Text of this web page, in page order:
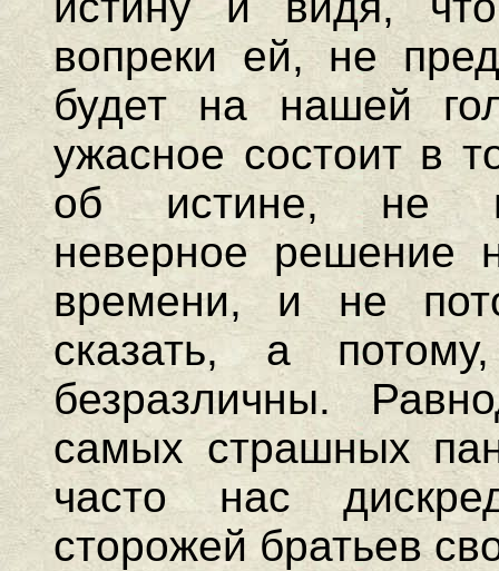
вопреки ей, не
будет на нашей
ужасное состоит в
об истине, не
неверное решение
времени, и не
сказать, а
безразличны.
самых страшных
часто нас
сторожей братьев